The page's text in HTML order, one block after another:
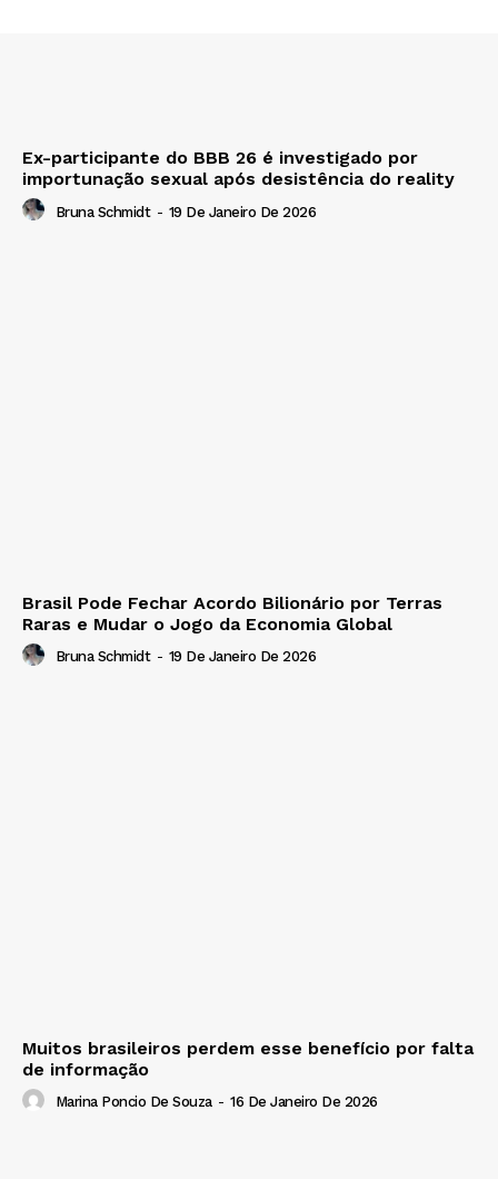
Ex-participante do BBB 26 é investigado por
importunação sexual após desistência do reality
Bruna Schmidt - 19 De Janeiro De 2026
Brasil Pode Fechar Acordo Bilionário por Terras
Raras e Mudar o Jogo da Economia Global
Bruna Schmidt - 19 De Janeiro De 2026
Muitos brasileiros perdem esse benefício por falta
de informação
Marina Poncio De Souza - 16 De Janeiro De 2026